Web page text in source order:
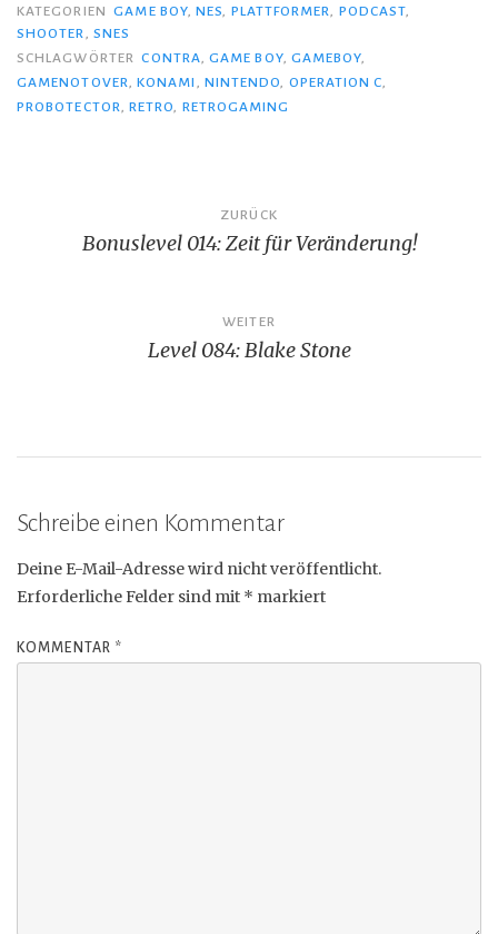
KATEGORIEN GAME BOY,NES PLATTFORMER PODCAST
SHOOTER
SNES
SCHLAGWÖRTER
CONTRA ,GAME BOY, GAMEBOY
GAMENOTOVER
,KONAMI NINTENDO OPERATION C
PROBOTECTOR
,RETRO RETROGAMING
Beitragsnavigation
ZURÜCK
Bonuslevel 014: Zeit für Veränderung!
WEITER
Level 084: Blake Stone
Schreibe einen Kommentar
Deine E-Mail-Adresse wird nicht veröffentlicht.
Erforderliche Felder sind mit * markiert
KOMMENTAR *